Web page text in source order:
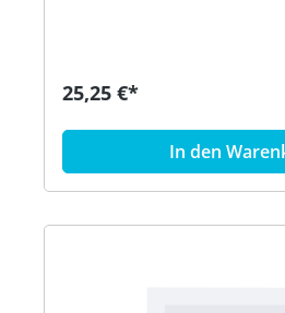
25,25 €*
In den